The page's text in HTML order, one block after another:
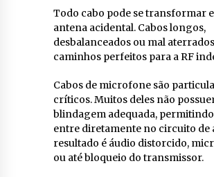
Todo cabo pode se transformar
antena acidental. Cabos longos,
desbalanceados ou mal
caminhos perfeitos para a RF
Cabos de microfone são
críticos. Muitos deles não
blindagem adequada, permitindo
entre diretamente no circuito de
resultado é áudio distorcido,
ou até bloqueio do transmissor.